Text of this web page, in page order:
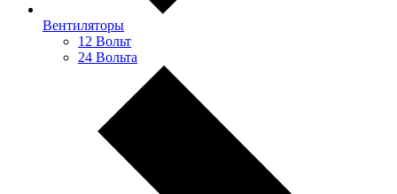
Вентиляторы
12 Вольт
24 Вольта